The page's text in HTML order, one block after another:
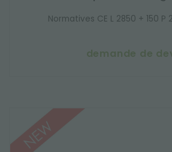
Normatives CE L 2850 + 150 P
demande de